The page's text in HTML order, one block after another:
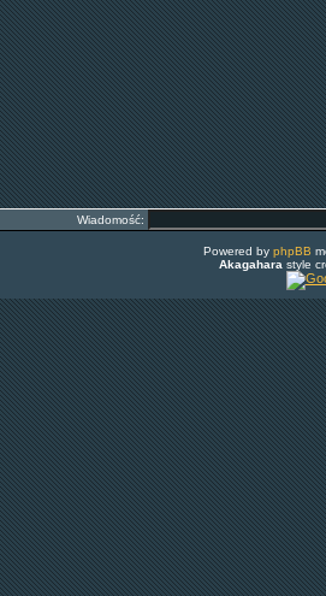
Wiadomość:
Powered by phpBB
Akagahara style